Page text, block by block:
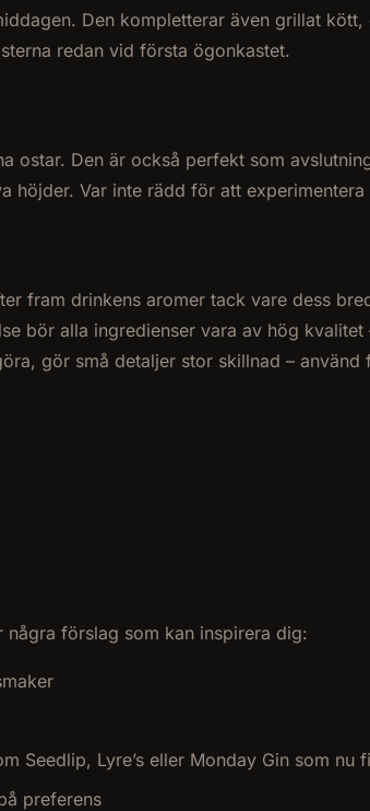
Den kompletterar även grillat
redan vid första ögonkastet.
ostar. Den är också perfekt som
Var inte rädd för att
fram drinkens aromer tack vare dess
bör alla ingredienser vara av hög
gör små detaljer stor skillnad – använd
några förslag som kan inspirera dig:
Seedlip, Lyre’s eller Monday Gin som nu
preferens